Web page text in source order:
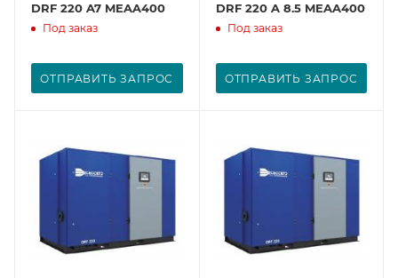
DRF 220 A7 MEAA400
Под заказ
ОТПРАВИТЬ ЗАПРОС
DRF 220 A 8.5 MEAA400
Под заказ
ОТПРАВИТЬ ЗАПРОС